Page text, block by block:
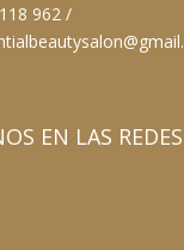
962 /
EN LAS